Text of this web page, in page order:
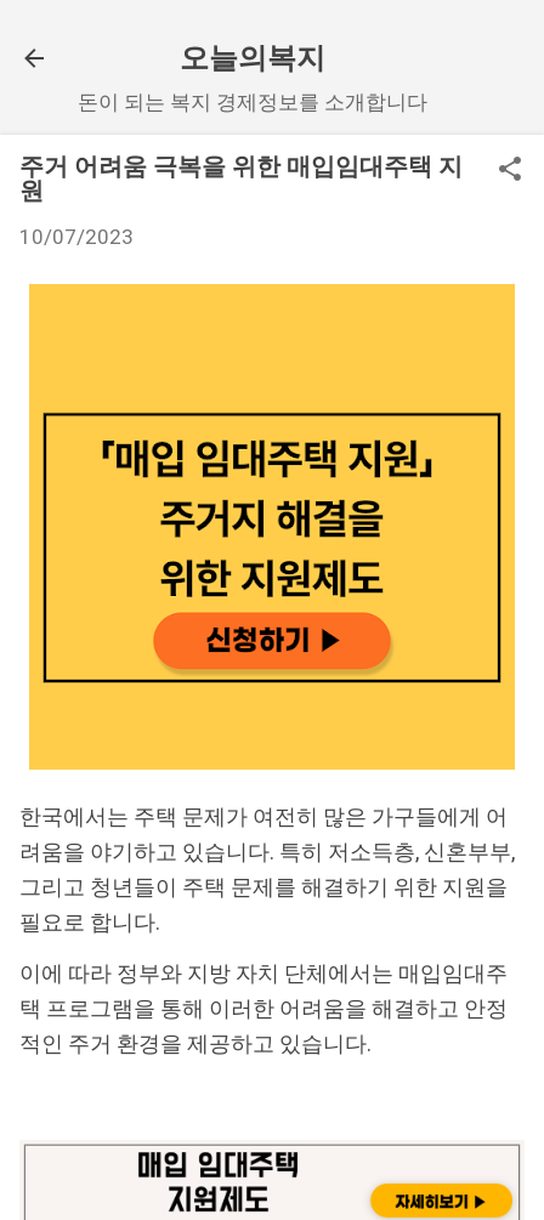
오늘의복지
돈이 되는 복지 경제정보를 소개합니다
주거 어려움 극복을 위한 매입임대주택 지
원
10/07/2023
한국에서는 주택 문제가 여전히 많은 가구들에게 어
려움을 야기하고 있습니다. 특히 저소득층, 신혼부부,
그리고 청년들이 주택 문제를 해결하기 위한 지원을
필요로 합니다.
이에 따라 정부와 지방 자치 단체에서는 매입임대주
택 프로그램을 통해 이러한 어려움을 해결하고 안정
적인 주거 환경을 제공하고 있습니다.